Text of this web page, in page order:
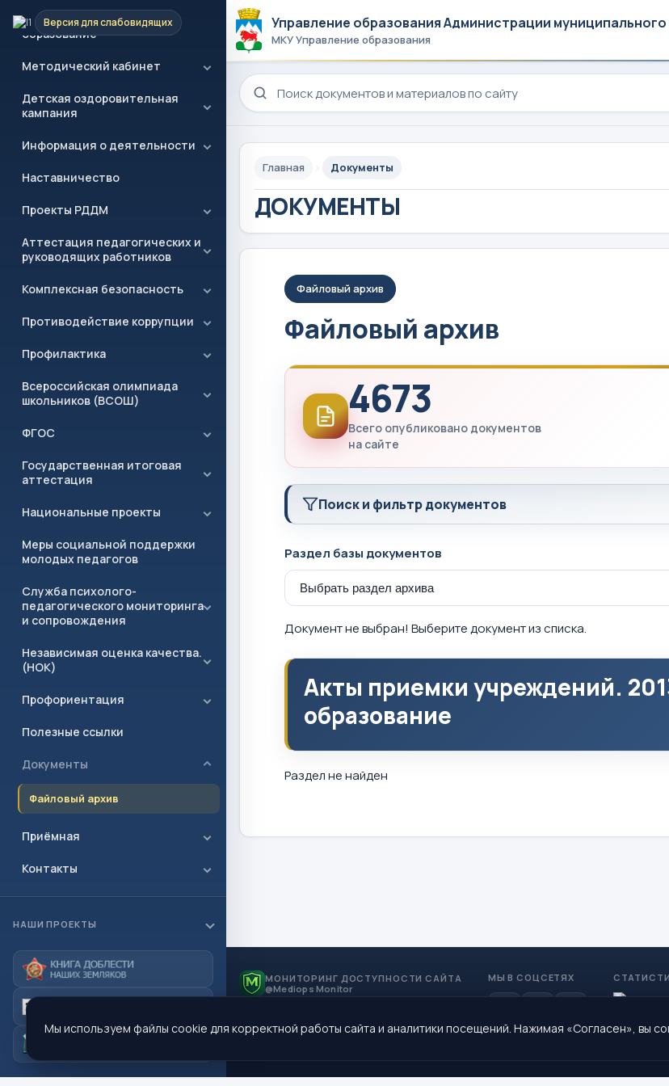
Версия для слабовидящих
(персонифицированное)
образование
Методический кабинет
Детская оздоровительная
кампания
Информация о деятельности
Наставничество
Проекты РДДМ
Аттестация педагогических и
руководящих работников
Комплексная безопасность
Противодействие коррупции
Профилактика
Всероссийская олимпиада
школьников (ВСОШ)
ФГОС
Государственная итоговая
аттестация
Национальные проекты
Меры социальной поддержки
молодых педагогов
Служба психолого-
педагогического мониторинга
и сопровождения
Независимая оценка качества.
(НОК)
Профориентация
Полезные ссылки
Документы
Файловый архив
Приёмная
Контакты
НАШИ ПРОЕКТЫ
Управление образования Администрации муниципального
МКУ Управление образования
Поиск по сайту
Главная Документы
ДОКУМЕНТЫ
Файловый архив
Файловый архив
4673
Всего опубликовано документов
на сайте
Поиск и фильтр документов
Раздел базы документов
Документ не выбран! Выберите документ из списка.
Акты приемки учреждений.
образование
Раздел не найден
МОНИТОРИНГ ДОСТУПНОСТИ САЙТА
@Mediops Monitor
МЫ В СОЦСЕТЯХ
Мы используем файлы cookie для корректной работы сайта и аналитики посещений. Нажимая «Согласен», вы